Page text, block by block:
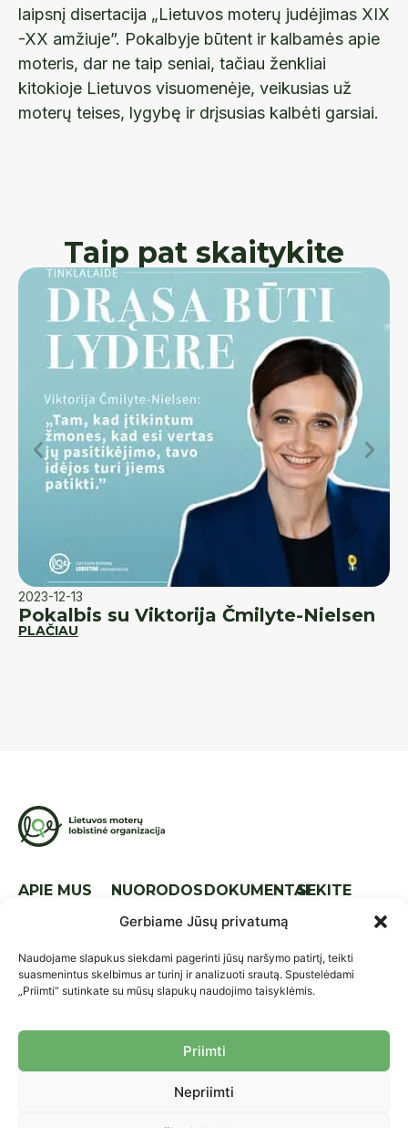
Gerbiame Jūsų privatumą
Naudojame slapukus siekdami pagerinti jūsų naršymo patirtį, teikti
suasmenintus skelbimus ar turinį ir analizuoti srautą. Spustelėdami
„Priimti“ sutinkate su mūsų slapukų naudojimo taisyklėmis.
Priimti
Nepriimti
laipsnį disertacija „Lietuvos moterų judėjimas XIX
-XX amžiuje”. Pokalbyje būtent ir kalbamės apie
moteris, dar ne taip seniai, tačiau ženkliai
kitokioje Lietuvos visuomenėje, veikusias už
moterų teises, lygybę ir drįsusias kalbėti garsiai.
Taip pat skaitykite
2023-12-13
Pokalbis su Viktorija Čmilyte-Nielsen
PLAČIAU
APIE MUS
Strategija
Ataskaitos
Įstatai
NUORODOS
Parama
DOKUMENTAI
lyg.
Nacionalinis
lyg.
priemonės
SEKITE